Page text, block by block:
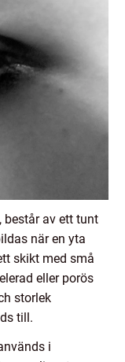
består av ett tunt
när en yta
skikt med små
eller porös
storlek
till.
i